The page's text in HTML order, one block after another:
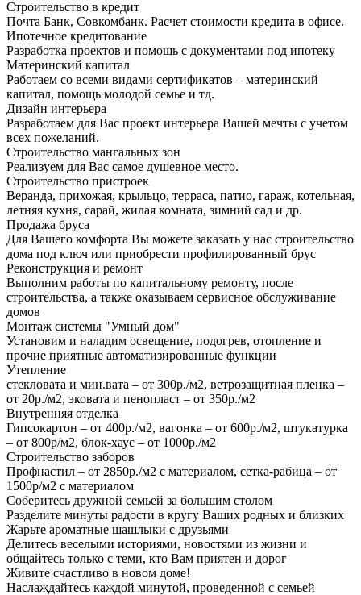
Строительство в кредит
Почта Банк, Совкомбанк. Расчет стоимости кредита в офисе.
Ипотечное кредитование
Разработка проектов и помощь с документами под ипотеку
Материнский капитал
Работаем со всеми видами сертификатов – материнский
капитал, помощь молодой семье и тд.
Дизайн интерьера
Разработаем для Вас проект интерьера Вашей мечты с учетом
всех пожеланий.
Строительство мангальных зон
Реализуем для Вас самое душевное место.
Строительство пристроек
Веранда, прихожая, крыльцо, терраса, патио, гараж, котельная,
летняя кухня, сарай, жилая комната, зимний сад и др.
Продажа бруса
Для Вашего комфорта Вы можете заказать у нас строительство
дома под ключ или приобрести профилированный брус
Реконструкция и ремонт
Выполним работы по капитальному ремонту, после
строительства, а также оказываем сервисное обслуживание
домов
Монтаж системы "Умный дом"
Установим и наладим освещение, подогрев, отопление и
прочие приятные автоматизированные функции
Утепление
стекловата и мин.вата – от 300р./м2, ветрозащитная пленка –
от 20р./м2, эковата и пенопласт – от 350р./м2
Внутренняя отделка
Гипсокартон – от 400р./м2, вагонка – от 600р./м2, штукатурка
– от 800р/м2, блок-хаус – от 1000р./м2
Строительство заборов
Профнастил – от 2850р./м2 с материалом, сетка-рабица – от
1500р/м2 с материалом
Соберитесь дружной семьей за большим столом
Разделите минуты радости в кругу Ваших родных и близких
Жарьте ароматные шашлыки с друзьями
Делитесь веселыми историями, новостями из жизни и
общайтесь только с теми, кто Вам приятен и дорог
Живите счастливо в новом доме!
Наслаждайтесь каждой минутой, проведенной с семьей